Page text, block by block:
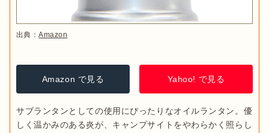
オイルランタンの形状は主にハリケーンランタン・テーブルラ
ンプ・加圧式ランタンの3種類です。それぞれ異なる魅力を持
っているので、特徴をチェックしてみましょう。
出典：Amazon
Amazon で見る Yahoo! で見る
サブランタンとしての使用にぴったりなオイルランタン。優
しく温かみのある炎が、キャンプサイトをやわらかく照らし